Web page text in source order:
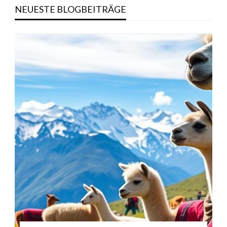
NEUESTE BLOGBEITRÄGE